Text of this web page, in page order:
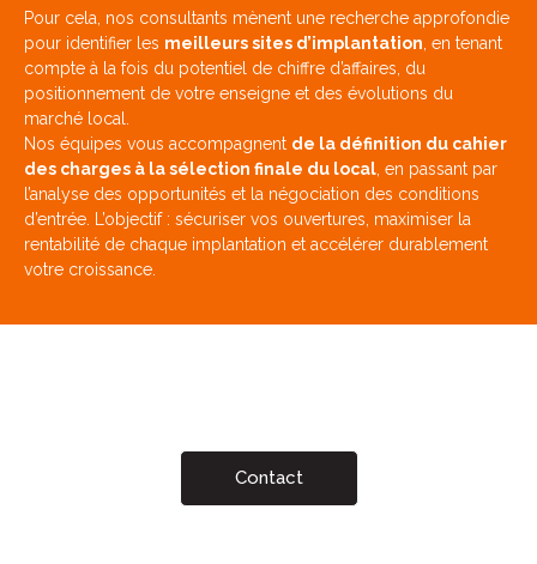
Pour cela, nos consultants mènent une recherche approfondie
pour identifier les meilleurs sites d’implantation, en tenant
compte à la fois du potentiel de chiffre d’affaires, du
positionnement de votre enseigne et des évolutions du
marché local.
Nos équipes vous accompagnent de la définition du cahier
des charges à la sélection finale du local, en passant par
l’analyse des opportunités et la négociation des conditions
d’entrée. L’objectif : sécuriser vos ouvertures, maximiser la
rentabilité de chaque implantation et accélérer durablement
votre croissance.
Contact